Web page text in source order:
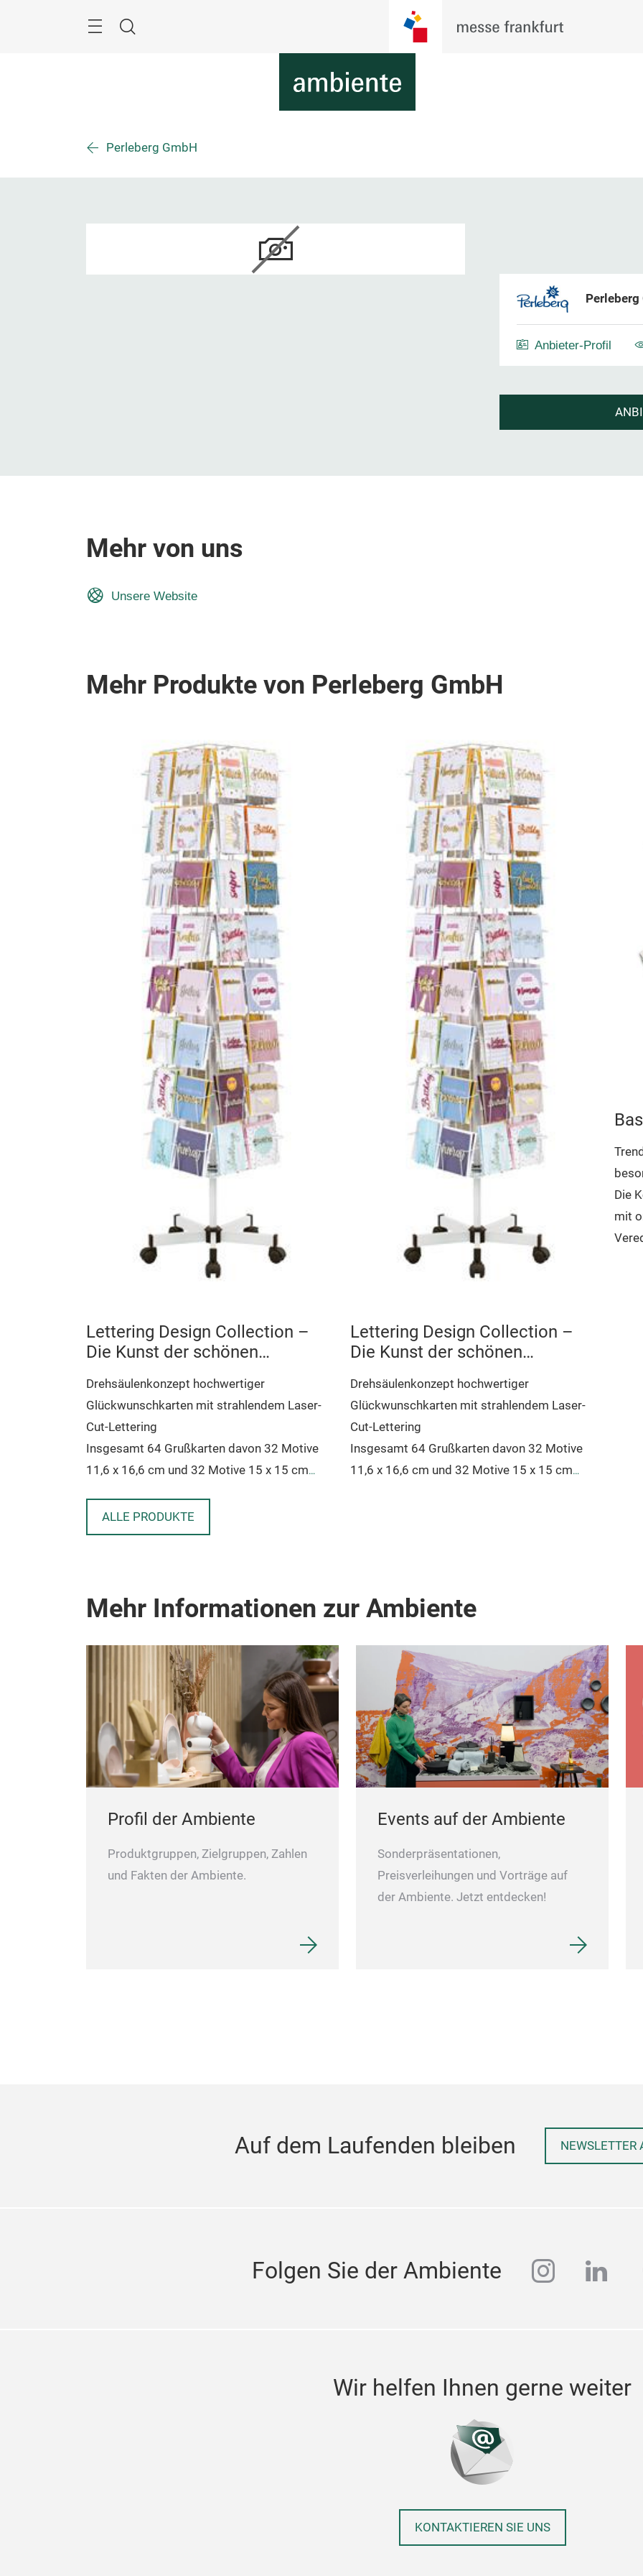
Suche
Perleberg GmbH
Perleberg
Anbieter-Profil
Mehr von uns
Unsere Website
Mehr Produkte von Perleberg GmbH
Lettering Design Collection –
Die Kunst der schönen
Drehsäulenkonzept hochwertiger
Glückwunschkarten mit strahlendem Laser-
Cut-Lettering
Insgesamt 64 Grußkarten davon 32 Motive
11,6 x 16,6 cm und 32 Motive 15 x 15 cm
Hochwertiger Naturkarton, mit
Heißfolienveredelung kleine Straßsteinchen
Glitter-Gold und Silber.
Mit farbigen Briefumschlägen.
Unser Außendienst berät Sie gern.
Lettering Design Collection –
Die Kunst der schönen
Drehsäulenkonzept hochwertiger
Glückwunschkarten mit strahlendem Laser-
Cut-Lettering
Insgesamt 64 Grußkarten davon 32 Motive
11,6 x 16,6 cm und 32 Motive 15 x 15 cm
Glitter-Gold und Silber.
Mit farbigen Briefumschlägen.
Unser Außendienst berät Sie gern.
Die
mit
ALLE PRODUKTE
Mehr Informationen zur Ambiente
Profil der Ambiente
Produktgruppen, Zielgruppen, Zahlen
und Fakten der Ambiente.
Events auf der Ambiente
Sonderpräsentationen,
Preisverleihungen und Vorträge auf
der Ambiente. Jetzt entdecken!
Auf dem Laufenden bleiben NEWSLETTER
Folgen Sie der Ambiente
Wir helfen Ihnen gerne weiter
KONTAKTIEREN SIE UNS